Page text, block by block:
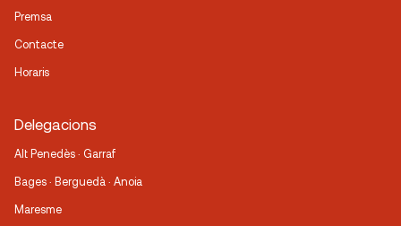
Premsa
Contacte
Horaris
Delegacions
Alt Penedès · Garraf
Bages · Berguedà · Anoia
Maresme